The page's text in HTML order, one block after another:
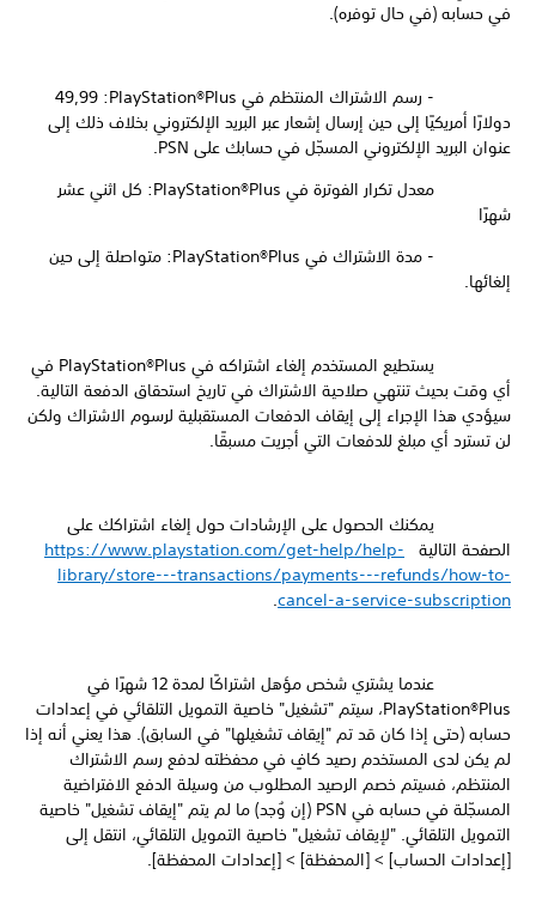
في حسابه (في حال توفره).
- رسم الاشتراك المنتظم في PlayStation®Plus:‏ 49,99
دولارًا أمريكيًا إلى حين إرسال إشعار عبر البريد الإلكتروني بخلاف ذلك إلى
عنوان البريد الإلكتروني المسجّل في حسابك على PSN.
معدل تكرار الفوترة في PlayStation®Plus: كل اثني عشر
شهرًا
- مدة الاشتراك في PlayStation®Plus: متواصلة إلى حين
إلغائها.
يستطيع المستخدم إلغاء اشتراكه في PlayStation®Plus في
أي وقت بحيث تنتهي صلاحية الاشتراك في تاريخ استحقاق الدفعة التالية.
سيؤدي هذا الإجراء إلى إيقاف الدفعات المستقبلية لرسوم الاشتراك ولكن
لن تسترد أي مبلغ للدفعات التي أجريت مسبقًا.
يمكنك الحصول على الإرشادات حول إلغاء اشتراكك على
الصفحة التالية https://www.playstation.com/get-help/help-
library/store---transactions/payments---refunds/how-to-
cancel-a-service-subscription
.
عندما يشتري شخص مؤهل اشتراكًا لمدة 12 شهرًا في
PlayStation®Plus، سيتم "تشغيل" خاصية التمويل التلقائي في إعدادات
حسابه (حتى إذا كان قد تم "إيقاف تشغيلها" في السابق). هذا يعني أنه إذا
لم يكن لدى المستخدم رصيد كافٍ في محفظته لدفع رسم الاشتراك
المنتظم، فسيتم خصم الرصيد المطلوب من وسيلة الدفع الافتراضية
المسجّلة في حسابه في PSN (إن وُجد) ما لم يتم "إيقاف تشغيل" خاصية
التمويل التلقائي. "لإيقاف تشغيل" خاصية التمويل التلقائي، انتقل إلى
[إعدادات الحساب] > [المحفظة] > [إعدادات المحفظة].